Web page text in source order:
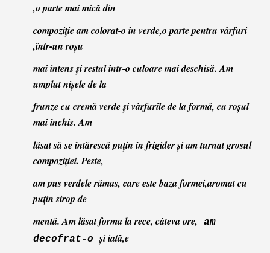
,o parte mai mică din
compoziţie am colorat-o în verde,o parte pentru vârfuri
,într-un roşu
mai intens şi restul într-o culoare mai deschisă. Am
umplut nişele de la
frunze cu cremă verde şi vârfurile de la formă, cu roşul
mai închis. Am
lăsat să se întărescă puţin în frigider şi am turnat grosul
compoziţiei. Peste,
ampus verdele rămas, care este baza formei,aromat cu
puţin sirop de
mentă. Am lăsat forma la rece, câteva ore, am
decofrat-oşi iată,e